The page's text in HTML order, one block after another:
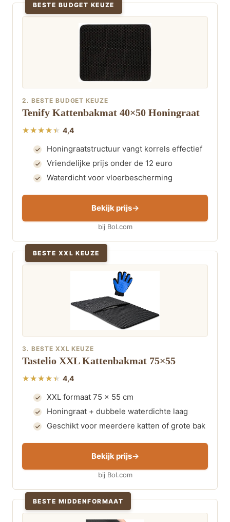
BESTE BUDGET KEUZE
2. BESTE BUDGET KEUZE
Tenify Kattenbakmat 40×50 Honingraat
4,4
Honingraatstructuur vangt korrels effectief
Vriendelijke prijs onder de 12 euro
Waterdicht voor vloerbescherming
Bekijk prijs
bij Bol.com
BESTE XXL KEUZE
3. BESTE XXL KEUZE
Tastelio XXL Kattenbakmat 75×55
4,4
XXL formaat 75 x 55 cm
Honingraat + dubbele waterdichte laag
Geschikt voor meerdere katten of grote bak
Bekijk prijs
bij Bol.com
BESTE MIDDENFORMAAT